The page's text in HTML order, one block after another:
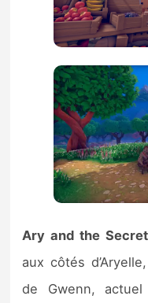
Ary and the
aux côtés
de Gwenn,